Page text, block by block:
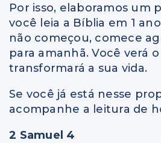
Por isso, elaboramos um
você leia a Bíblia em 1
não começou, comece
para amanhã. Você verá
transformará a sua vida.
Se você já está nesse
acompanhe a leitura de
2 Samuel 4